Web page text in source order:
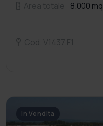
8.000 mq
In Vendita